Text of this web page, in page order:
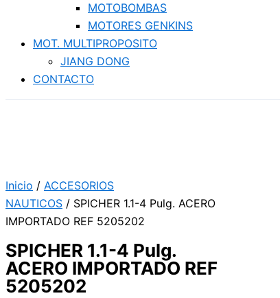
MOTOBOMBAS
MOTORES GENKINS
MOT. MULTIPROPOSITO
JIANG DONG
CONTACTO
Inicio / ACCESORIOS
NAUTICOS / SPICHER 1.1-4 Pulg. ACERO
IMPORTADO REF 5205202
SPICHER 1.1-4 Pulg.
ACERO IMPORTADO REF
5205202